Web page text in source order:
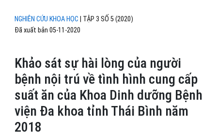
NGHIÊN CỨU KHOA HỌC TẬP 3 SỐ 5 (2020)
Khảo sát sự hài lòng của người
bệnh nội trú về tình hình cung cấp
suất ăn của Khoa Dinh dưỡng Bệnh
viện Đa khoa tỉnh Thái Bình năm
2018
Đã xuất bản 05-11-2020